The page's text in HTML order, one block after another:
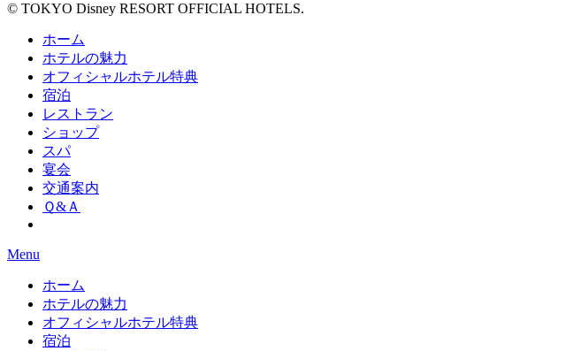
© TOKYO Disney RESORT OFFICIAL HOTELS.
ホーム
ホテルの魅力
オフィシャルホテル特典
宿泊
レストラン
ショップ
スパ
宴会
交通案内
Ｑ&Ａ
Menu
ホーム
ホテルの魅力
オフィシャルホテル特典
宿泊